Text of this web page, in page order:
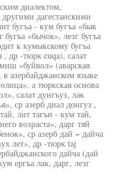
диалектом,
дагестанскими
бугъа - кум бугъа «бык
«бычок», лезг бугъа
к кумыкскому бугъа
, др -тюрк euqa), салат
«буйвол» (аварская
азербайджанском языке
а тюркская основа
салат дунгъуз, лак
ср азерб диал донгуз ,
лит тагъи - кум тай,
возраста», дарг тяй
ср азерб дай ~ дайча
лет», др -тюрк taj
дайча (дай
ергъа лак, дарг, лезг